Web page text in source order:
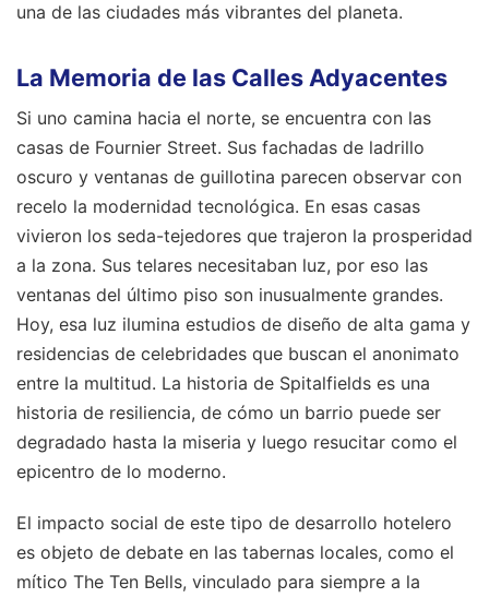
una de las ciudades más vibrantes del planeta.
La Memoria de las Calles Adyacentes
Si uno camina hacia el norte, se encuentra con las
casas de Fournier Street. Sus fachadas de ladrillo
oscuro y ventanas de guillotina parecen observar con
recelo la modernidad tecnológica. En esas casas
vivieron los seda-tejedores que trajeron la prosperidad
a la zona. Sus telares necesitaban luz, por eso las
ventanas del último piso son inusualmente grandes.
Hoy, esa luz ilumina estudios de diseño de alta gama y
residencias de celebridades que buscan el anonimato
entre la multitud. La historia de Spitalfields es una
historia de resiliencia, de cómo un barrio puede ser
degradado hasta la miseria y luego resucitar como el
epicentro de lo moderno.
El impacto social de este tipo de desarrollo hotelero
es objeto de debate en las tabernas locales, como el
mítico The Ten Bells, vinculado para siempre a la